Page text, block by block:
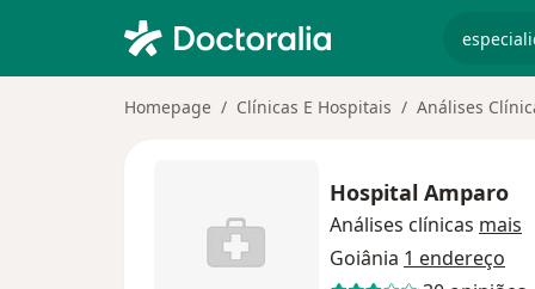
Homepage Clínicas E Hospitais Análises
Hospital Amparo
Análises clínicas mais
Goiânia 1 endereço